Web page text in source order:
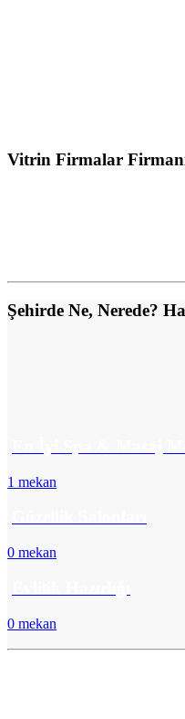
Vitrin Firmalar
Şehirde Ne, Nerede?
1 mekan
0 mekan
0 mekan